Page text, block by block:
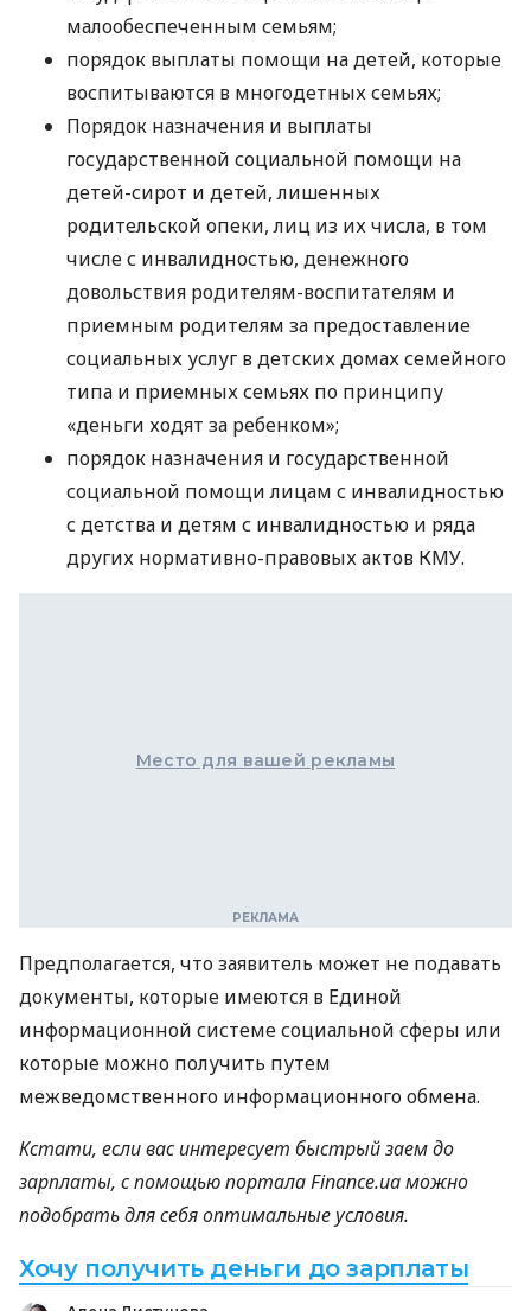
малообеспеченным семьям;
порядок выплаты помощи на детей, которые
воспитываются в многодетных семьях;
Порядок назначения и выплаты
государственной социальной помощи на
детей-сирот и детей, лишенных
родительской опеки, лиц из их числа, в том
числе с инвалидностью, денежного
довольствия родителям-воспитателям и
приемным родителям за предоставление
социальных услуг в детских домах семейного
типа и приемных семьях по принципу
«деньги ходят за ребенком»;
порядок назначения и государственной
социальной помощи лицам с инвалидностью
с детства и детям с инвалидностью и ряда
других нормативно-правовых актов КМУ.
Место для вашей рекламы
Предполагается, что заявитель может не подавать
документы, которые имеются в Единой
информационной системе социальной сферы или
которые можно получить путем
межведомственного информационного обмена.
Кстати, если вас интересует быстрый заем до
зарплаты, с помощью портала Finance.ua можно
подобрать для себя оптимальные условия.
Хочу получить деньги до зарплаты